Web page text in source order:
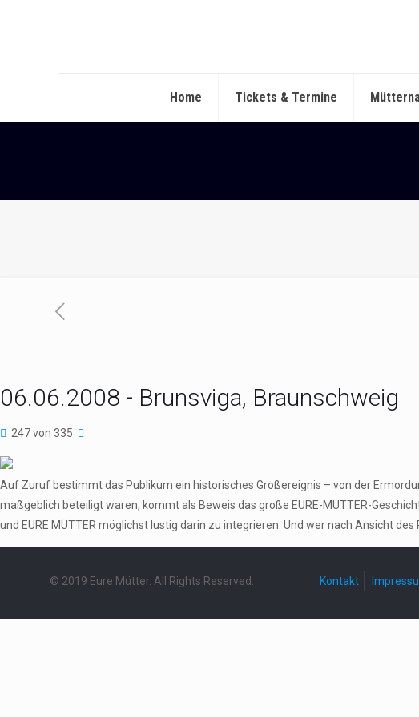
Home Tickets & Termine
06.06.2008 - Brunsviga, Braunschweig
247 von 335
Auf Zuruf bestimmt das Publikum ein historisches Großereignis – von der
maßgeblich beteiligt waren, kommt als Beweis das große EURE-MÜTTER-
und EURE MÜTTER möglichst lustig darin zu integrieren. Und wer nach Ansicht
© 2019 Eure Mütter. All Rights Reserved. Kontakt